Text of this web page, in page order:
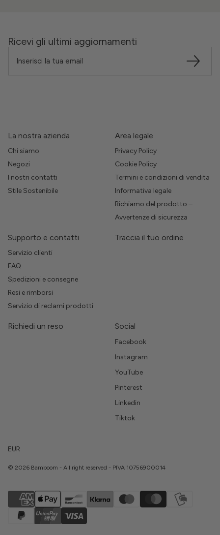
Ricevi gli ultimi aggiornamenti
La nostra azienda
Chi siamo
Negozi
I nostri contatti
Stile Sostenibile
Area legale
Privacy Policy
Cookie Policy
Termini e condizioni di vendita
Informativa legale
Richiamo del prodotto –
Avvertenze di sicurezza
Supporto e contatti
Servizio clienti
FAQ
Spedizioni e consegne
Resi e rimborsi
Servizio di reclami prodotti
Traccia il tuo ordine
Richiedi un reso Social
Facebook
Instagram
YouTube
Pinterest
Linkedin
Tiktok
EUR
© 2026 Bamboom - All right reserved - PIVA 10756900014